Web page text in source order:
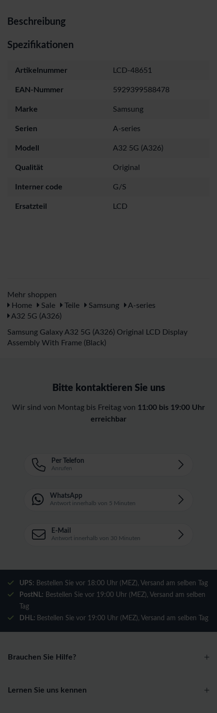
Beschreibung
Spezifikationen
Artikelnummer LCD-48651
EAN-Nummer 5929399588478
Marke Samsung
Serien A-series
Modell A32 5G (A326)
Qualität Original
Interner code G/S
Ersatzteil LCD
Mehr shoppen
Home
Sale Teile Samsung
A-series
A32 5G (A326)
Samsung Galaxy A32 5G (A326) Original LCD Display
Assembly With Frame (Black)
Bitte kontaktieren Sie uns
Wir sind von Montag bis Freitag von 11:00 bis 19:00 Uhr
erreichbar
Per Telefon
Anrufen
WhatsApp
Antwort innerhalb von 5 Minuten
E-Mail
Antwort innerhalb von 30 Minuten
UPS: Bestellen Sie vor 18:00 Uhr (MEZ), Versand am selben Tag
PostNL: Bestellen Sie vor 19:00 Uhr (MEZ), Versand am selben
Tag
DHL: Bestellen Sie vor 19:00 Uhr (MEZ), Versand am selben Tag
Brauchen Sie Hilfe?
Lernen Sie uns kennen